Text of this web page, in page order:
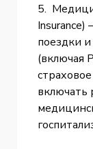
5.
поездки
(включая
включать